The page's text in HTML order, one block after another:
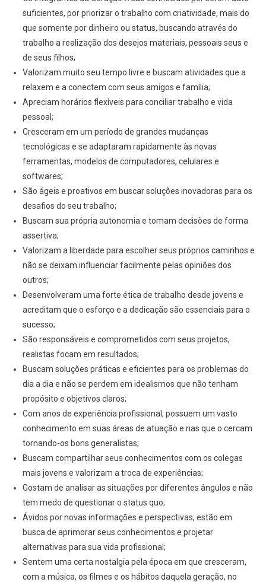
suficientes, por priorizar o trabalho com criatividade, mais do
que somente por dinheiro ou status, buscando através do
trabalho a realização dos desejos materiais, pessoais seus e
de seus filhos;
Valorizam muito seu tempo livre e buscam atividades que a
relaxem e a conectem com seus amigos e família;
Apreciam horários flexíveis para conciliar trabalho e vida
pessoal;
Cresceram em um período de grandes mudanças
tecnológicas e se adaptaram rapidamente às novas
ferramentas, modelos de computadores, celulares e
softwares;
São ágeis e proativos em buscar soluções inovadoras para os
desafios do seu trabalho;
Buscam sua própria autonomia e tomam decisões de forma
assertiva;
Valorizam a liberdade para escolher seus próprios caminhos e
não se deixam influenciar facilmente pelas opiniões dos
outros;
Desenvolveram uma forte ética de trabalho desde jovens e
acreditam que o esforço e a dedicação são essenciais para o
sucesso;
São responsáveis e comprometidos com seus projetos,
realistas focam em resultados;
Buscam soluções práticas e eficientes para os problemas do
dia a dia e não se perdem em idealismos que não tenham
propósito e objetivos claros;
Com anos de experiência profissional, possuem um vasto
conhecimento em suas áreas de atuação e nas que o cercam
tornando-os bons generalistas;
Buscam compartilhar seus conhecimentos com os colegas
mais jovens e valorizam a troca de experiências;
Gostam de analisar as situações por diferentes ângulos e não
tem medo de questionar o status quo;
Ávidos por novas informações e perspectivas, estão em
busca de aprimorar seus conhecimentos e projetar
alternativas para sua vida profissional;
Sentem uma certa nostalgia pela época em que cresceram,
com a música, os filmes e os hábitos daquela geração, no